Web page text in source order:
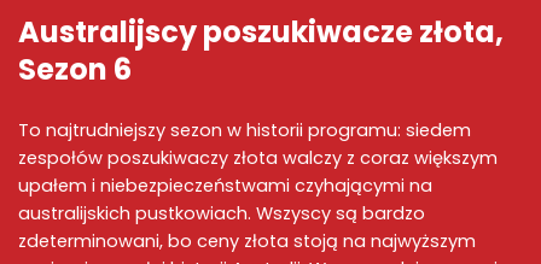
Australijscy poszukiwacze złota,
Sezon 6
To najtrudniejszy sezon w historii programu: siedem
zespołów poszukiwaczy złota walczy z coraz większym
upałem i niebezpieczeństwami czyhającymi na
australijskich pustkowiach. Wszyscy są bardzo
zdeterminowani, bo ceny złota stoją na najwyższym